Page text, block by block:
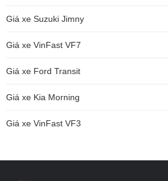
Giá xe Suzuki Jimny
Giá xe VinFast VF7
Giá xe Ford Transit
Giá xe Kia Morning
Giá xe VinFast VF3